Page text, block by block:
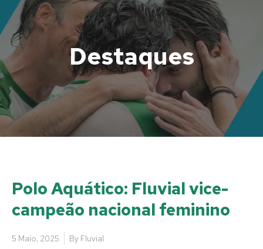
Destaques
Polo Aquático: Fluvial vice-
campeão nacional feminino
5 Maio, 2025 By Fluvial